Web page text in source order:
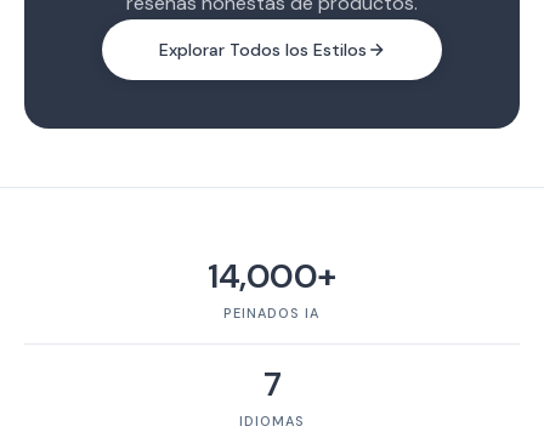
Explorar Todos los Estilos
14,000+
PEINADOS IA
7
IDIOMAS